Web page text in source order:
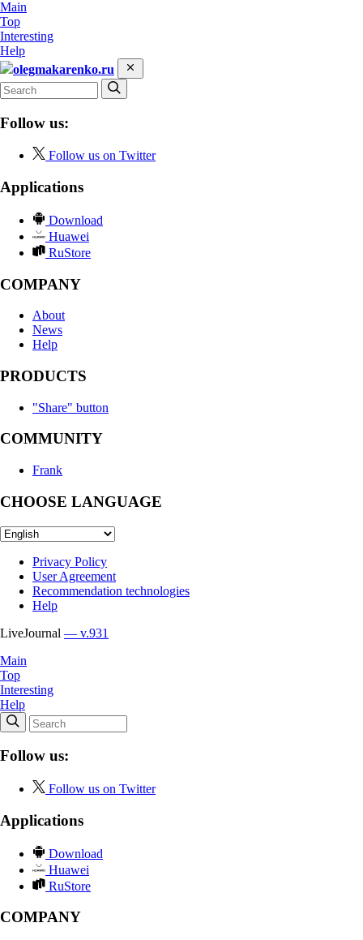
Main
Top
Interesting
Help
olegmakarenko.ru
Follow us:
Follow us on Twitter
Applications
Download
Huawei
RuStore
COMPANY
About
News
Help
PRODUCTS
"Share" button
COMMUNITY
Frank
CHOOSE LANGUAGE
Privacy Policy
User Agreement
Recommendation technologies
Help
LiveJournal — v.931
Main
Top
Interesting
Help
Follow us:
Follow us on Twitter
Applications
Download
Huawei
RuStore
COMPANY